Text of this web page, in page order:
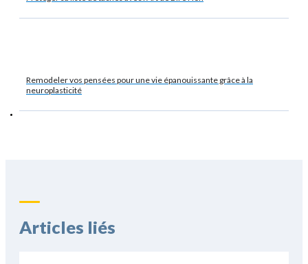
Remodeler vos pensées pour une vie épanouissante grâce à la
neuroplasticité
Articles liés